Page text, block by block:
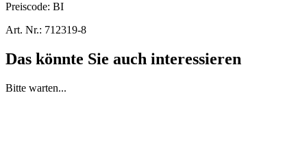
Preiscode: BI
Art. Nr.: 712319-8
Das könnte Sie auch interessieren
Bitte warten...